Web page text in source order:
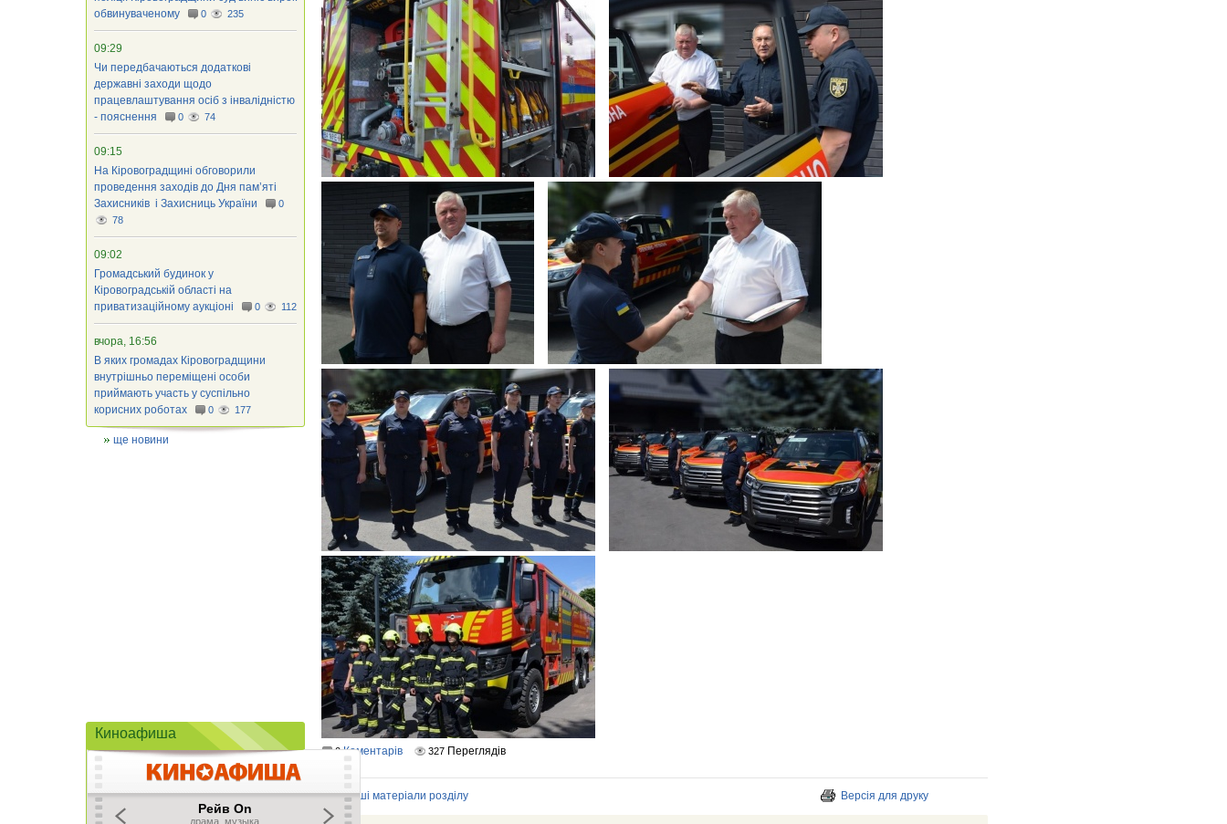
0 Коментарів 327 Переглядів
Інші матеріали розділу Версія для друку
обвинуваченому
0 235
09:29
Чи передбачаються додаткові
державні заходи щодо
працевлаштування осіб з інвалідністю
- пояснення
0 74
09:15
На Кіровоградщині обговорили
проведення заходів до Дня пам’яті
Захисників і Захисниць України
0
78
09:02
Громадський будинок у
Кіровоградській області на
приватизаційному аукціоні
0 112
вчора, 16:56
В яких громадах Кіровоградщини
внутрішньо переміщені особи
приймають участь у суспільно
корисних роботах
0 177
ще новини
Киноафиша